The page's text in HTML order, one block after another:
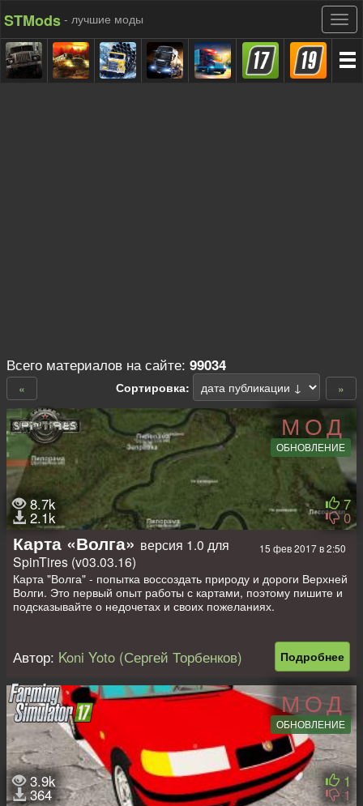
STMods - лучшие моды
Всего материалов на сайте: 99034
Сортировка:
« »
МОД
ОБНОВЛЕНИЕ
8.7k
2.1k
7
0
15 фев 2017 в 2:50
Карта «Волга» версия 1.0 для
SpinTires (v03.03.16)
Карта "Волга" - попытка воссоздать природу и дороги Верхней
Волги. Это первый опыт работы с картами, поэтому пишите и
подсказывайте о недочетах и своих пожеланиях.
полноприводных стандартных грузовиков. Делал по большей
части для себя, чтобы расслабиться и не спеша катить по
дорожкам. Дороги и местность целиком сделаны "от руки" и не
повторяются - вся карта сделана без референсов.
На карте:
1 гараж (закрыт)
2 заправки
1 лесоповал
6 пилорам
4 машины + 1 слот
Подробнее
Автор: Koni Yoto (Сергей Торбенков)
МОД
ОБНОВЛЕНИЕ
3.9k
364
1
1